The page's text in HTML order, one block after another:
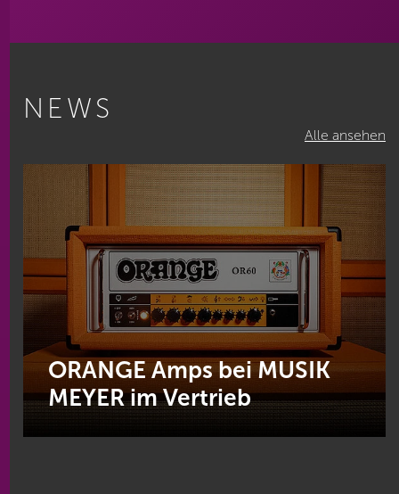
NEWS
Alle ansehen
ORANGE Amps bei MUSIK
MEYER im Vertrieb